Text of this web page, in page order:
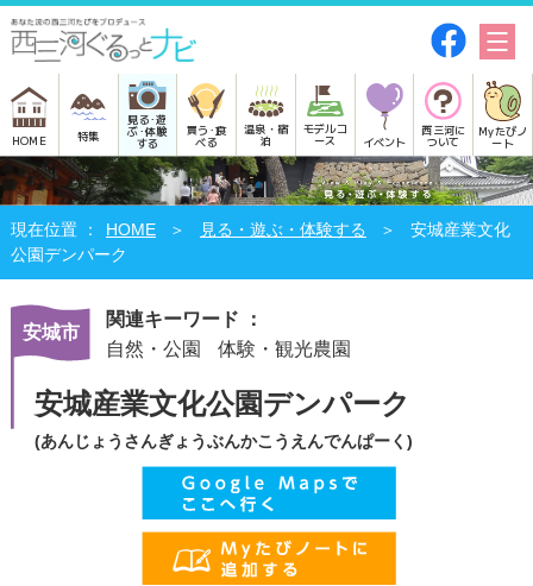
HOME 特集
見る･遊
ぶ･体験
する
買う･食
べる
温泉・宿
泊
モデルコ
ース イベント
西三河に
ついて
Myたびノ
ート
HOME 見る・遊ぶ・体験する
安城産業文化
公園デンパーク
安城市
関連キーワード ：
自然・公園
体験・観光農園
安城産業文化公園デンパーク
(あんじょうさんぎょうぶんかこうえんでんぱーく)